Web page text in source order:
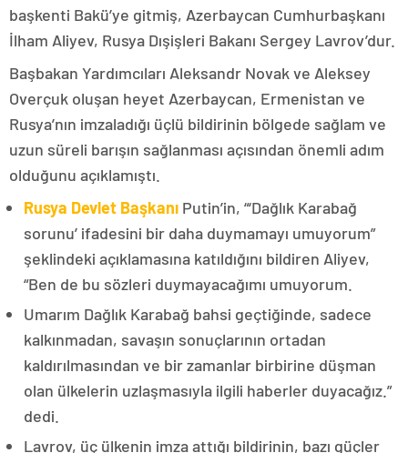
başkenti Bakü’ye gitmiş, Azerbaycan Cumhurbaşkanı
İlham Aliyev, Rusya Dışişleri Bakanı Sergey Lavrov’dur.
Başbakan Yardımcıları Aleksandr Novak ve Aleksey
Overçuk oluşan heyet Azerbaycan, Ermenistan ve
Rusya’nın imzaladığı üçlü bildirinin bölgede sağlam ve
uzun süreli barışın sağlanması açısından önemli adım
olduğunu açıklamıştı.
Rusya Devlet Başkanı Putin’in, “‘Dağlık Karabağ
sorunu’ ifadesini bir daha duymamayı umuyorum”
şeklindeki açıklamasına katıldığını bildiren Aliyev,
“Ben de bu sözleri duymayacağımı umuyorum.
Umarım Dağlık Karabağ bahsi geçtiğinde, sadece
kalkınmadan, savaşın sonuçlarının ortadan
kaldırılmasından ve bir zamanlar birbirine düşman
olan ülkelerin uzlaşmasıyla ilgili haberler duyacağız.”
dedi.
Lavrov, üç ülkenin imza attığı bildirinin, bazı güçler